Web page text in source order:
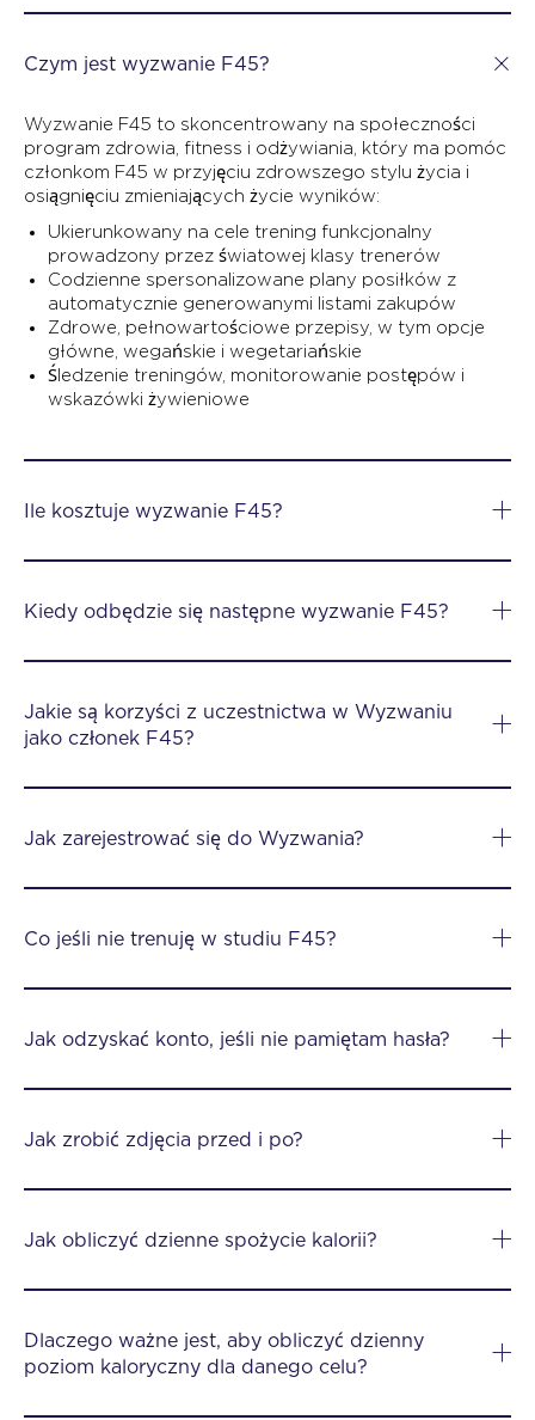
Czym jest wyzwanie F45?
Wyzwanie F45 to skoncentrowany na społeczności
program zdrowia, fitness i odżywiania, który ma pomóc
członkom F45 w przyjęciu zdrowszego stylu życia i
osiągnięciu zmieniających życie wyników:
Ukierunkowany na cele trening funkcjonalny
prowadzony przez światowej klasy trenerów
Codzienne spersonalizowane plany posiłków z
automatycznie generowanymi listami zakupów
Zdrowe, pełnowartościowe przepisy, w tym opcje
główne, wegańskie i wegetariańskie
Śledzenie treningów, monitorowanie postępów i
wskazówki żywieniowe
Ile kosztuje wyzwanie F45?
Kiedy odbędzie się następne wyzwanie F45?
Jakie są korzyści z uczestnictwa w Wyzwaniu
jako członek F45?
Jak zarejestrować się do Wyzwania?
Co jeśli nie trenuję w studiu F45?
Jak odzyskać konto, jeśli nie pamiętam hasła?
Jak zrobić zdjęcia przed i po?
Jak obliczyć dzienne spożycie kalorii?
Dlaczego ważne jest, aby obliczyć dzienny
poziom kaloryczny dla danego celu?